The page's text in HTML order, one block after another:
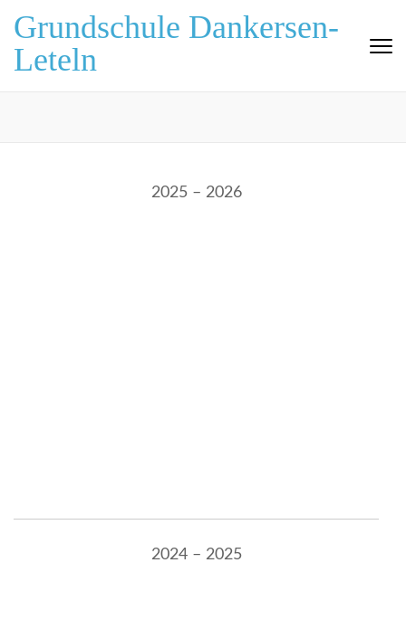
Inhalt
springen
(Eingabetaste
Grundschule Dankersen-
Leteln
2025 – 2026
2024 – 2025